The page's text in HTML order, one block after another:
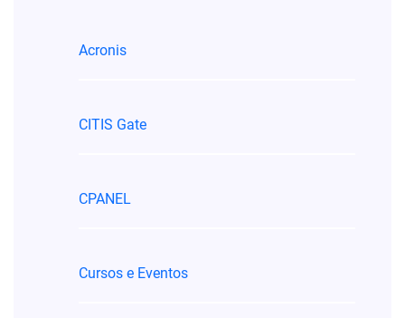
Acronis
CITIS Gate
CPANEL
Cursos e Eventos